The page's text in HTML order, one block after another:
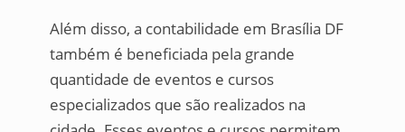
Além disso, a contabilidade em Brasília DF
também é beneficiada pela grande
quantidade de eventos e cursos
especializados que são realizados na